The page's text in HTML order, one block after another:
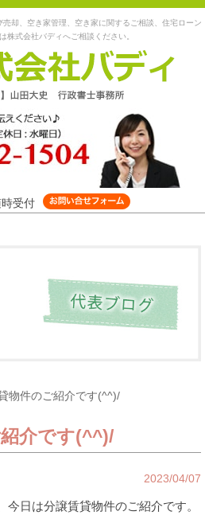
売却、空き家管理、空き家に関するご相談、住宅ローン
株式会社バディへご相談ください。
受付
物件のご紹介です(^^)/
介です(^^)/
2023/04/07
日は分譲賃貸物件のご紹介です。